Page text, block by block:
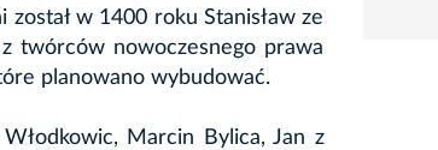
w 1400 roku Stanisław ze
twórców nowoczesnego prawa
planowano wybudować.
Marcin Bylica, Jan z